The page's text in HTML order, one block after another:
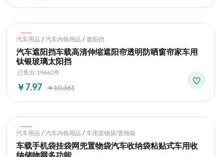
Hot
汽车用品 / 汽车内饰用品 / 遮阳挡
汽车遮阳挡车载高清伸缩遮阳帘透明防晒窗帘家车用
钛银玻璃太阳挡
已售出:19662件
￥7.97 ￥10.361
Hot
汽车用品 / 汽车内饰用品 / 车用置物袋/置物箱
车载手机袋挂袋网兜置物袋汽车收纳袋粘贴式车用收